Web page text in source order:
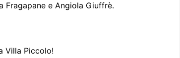
e Angiola Giuffrè.
Villa Piccolo!